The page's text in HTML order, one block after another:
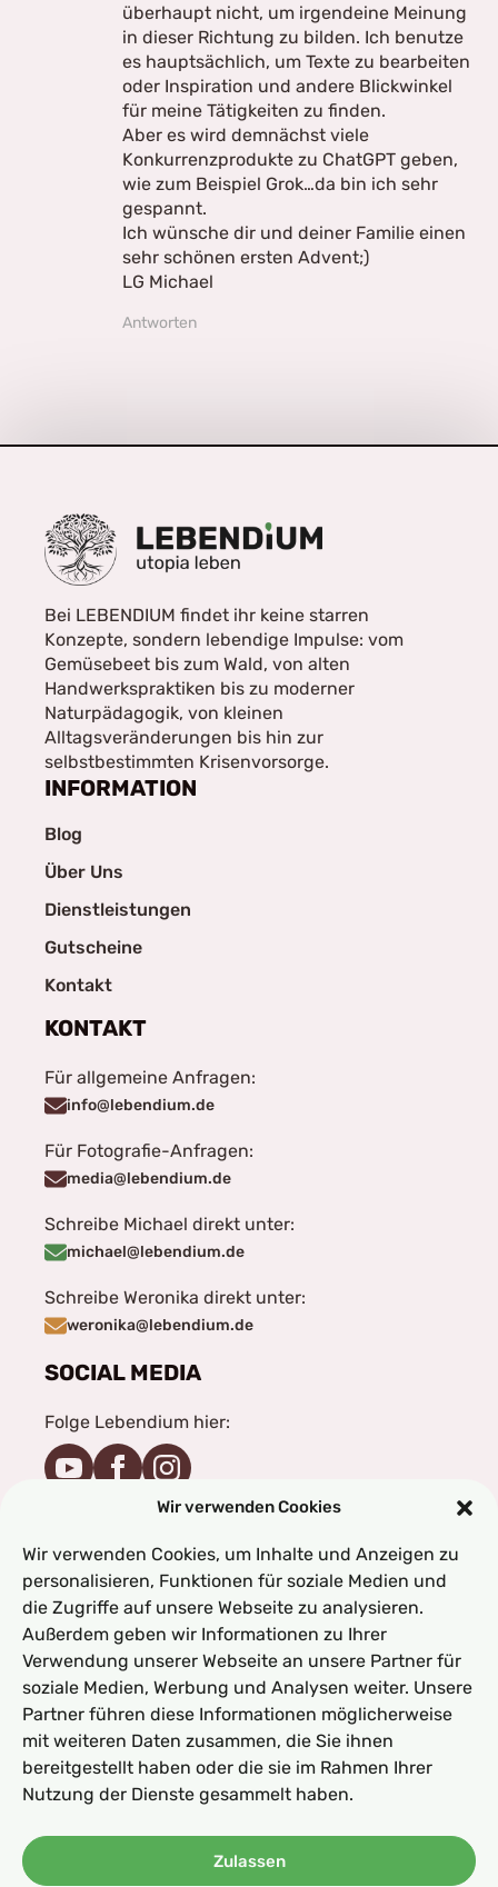
Wir verwenden Cookies
Wir verwenden Cookies, um Inhalte und Anzeigen zu
personalisieren, Funktionen für soziale Medien und
die Zugriffe auf unsere Webseite zu analysieren.
Außerdem geben wir Informationen zu Ihrer
Verwendung unserer Webseite an unsere Partner für
soziale Medien, Werbung und Analysen weiter. Unsere
Partner führen diese Informationen möglicherweise
mit weiteren Daten zusammen, die Sie ihnen
bereitgestellt haben oder die sie im Rahmen Ihrer
Nutzung der Dienste gesammelt haben.
Zulassen
überhaupt nicht, um irgendeine Meinung
in dieser Richtung zu bilden. Ich benutze
es hauptsächlich, um Texte zu bearbeiten
oder Inspiration und andere Blickwinkel
für meine Tätigkeiten zu finden.
Aber es wird demnächst viele
Konkurrenzprodukte zu ChatGPT geben,
wie zum Beispiel Grok…da bin ich sehr
gespannt.
Ich wünsche dir und deiner Familie einen
sehr schönen ersten Advent;)
LG Michael
Antworten
Bei LEBENDIUM findet ihr keine starren
Konzepte, sondern lebendige Impulse: vom
Gemüsebeet bis zum Wald, von alten
Handwerkspraktiken bis zu moderner
Naturpädagogik, von kleinen
Alltagsveränderungen bis hin zur
selbstbestimmten Krisenvorsorge.
INFORMATION
Blog
Über Uns
Dienstleistungen
Gutscheine
Kontakt
KONTAKT
Für allgemeine Anfragen:
info@lebendium.de
Für Fotografie-Anfragen:
media@lebendium.de
Schreibe Michael direkt unter:
michael@lebendium.de
Schreibe Weronika direkt unter:
weronika@lebendium.de
SOCIAL MEDIA
Folge Lebendium hier:
Folge Michael hier:
Folge Weronika hier:
AGBImpressum